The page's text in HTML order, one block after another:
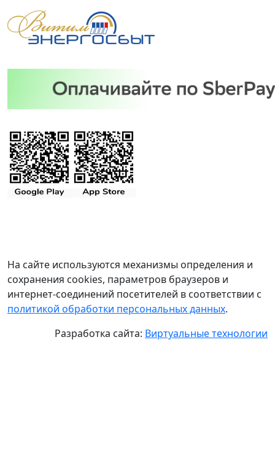
На сайте используются механизмы определения и
сохранения cookies, параметров браузеров и
интернет-соединений посетителей в соответствии с
политикой обработки персональных данных.
Разработка сайта: Виртуальные технологии